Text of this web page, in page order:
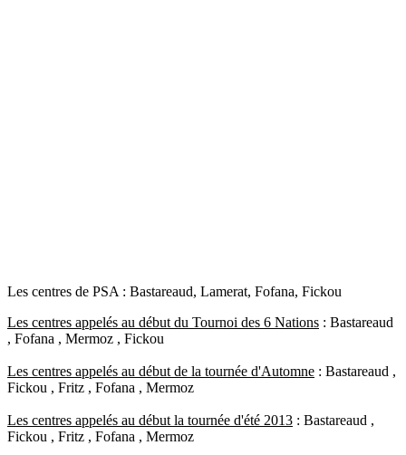
Les centres de PSA : Bastareaud, Lamerat, Fofana, Fickou
Les centres appelés au début du Tournoi des 6 Nations : Bastareaud
, Fofana , Mermoz , Fickou
Les centres appelés au début de la tournée d'Automne : Bastareaud ,
Fickou , Fritz , Fofana , Mermoz
Les centres appelés au début la tournée d'été 2013 : Bastareaud ,
Fickou , Fritz , Fofana , Mermoz